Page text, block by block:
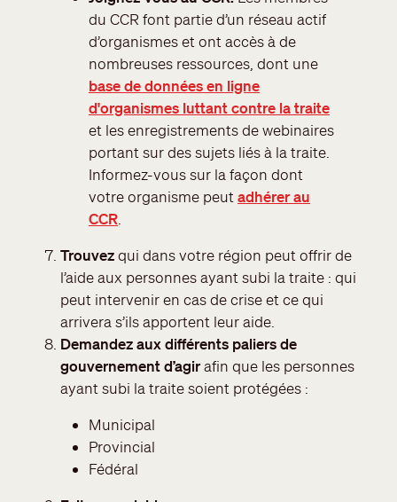
du CCR font partie d’un réseau actif
d’organismes et ont accès à de
nombreuses ressources, dont une
base de données en ligne
d'organismes luttant contre la traite
et les enregistrements de webinaires
portant sur des sujets liés à la traite.
Informez-vous sur la façon dont
votre organisme peut adhérer au
CCR
Trouvezqui dans votre région peut offrir de
l’aide aux personnes ayant subi la traite : qui
peut intervenir en cas de crise et ce qui
arrivera s’ils apportent leur aide.
Demandez aux différents paliers de
gouvernement d’agirafin que les personnes
ayant subi la traite soient protégées :
Municipal
Provincial
Fédéral